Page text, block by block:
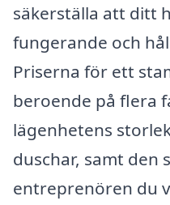
säkerställa att ditt
fungerande och
Priserna för ett
beroende på flera
lägenhetens
duschar, samt den
entreprenören du